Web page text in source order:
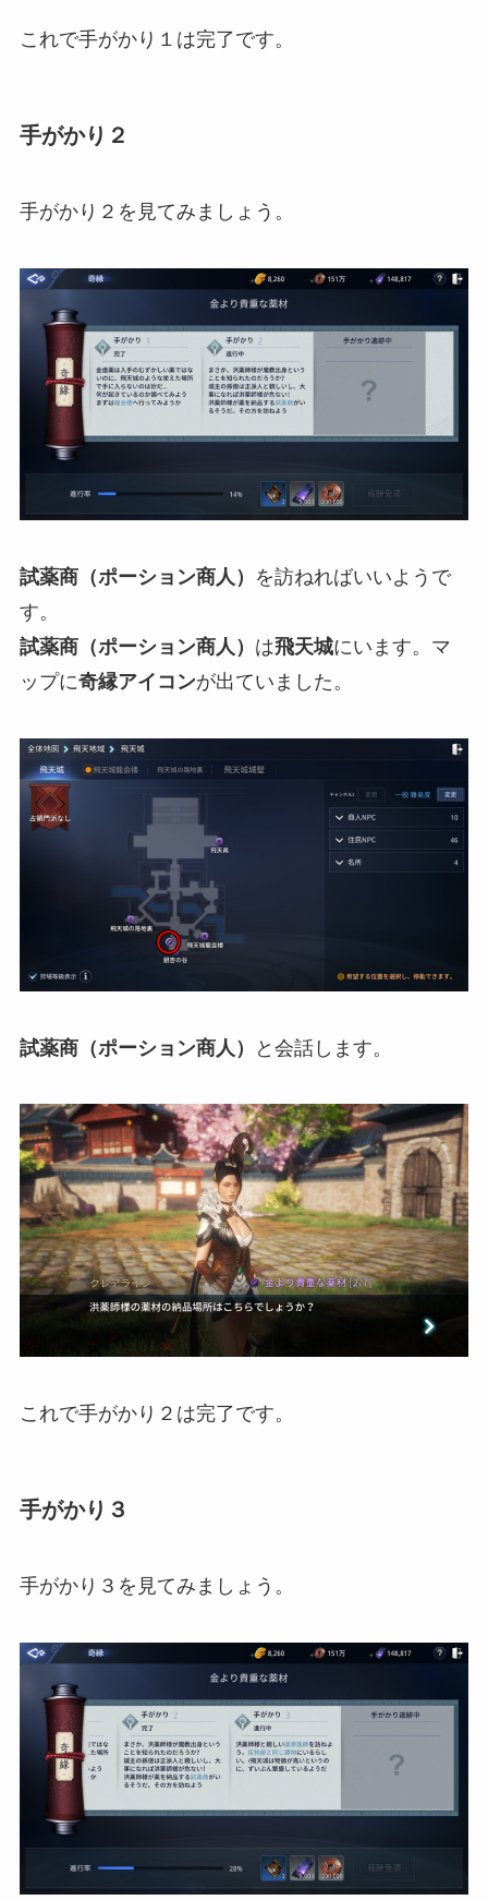
これで手がかり１は完了です。
手がかり２
手がかり２を見てみましょう。
試薬商（ポーション商人）
を訪ねればいいようで
す。
試薬商（ポーション商人） は飛天城にいます。マ
ップに奇縁アイコンが出ていました。
試薬商（ポーション商人） と会話します。
これで手がかり２は完了です。
手がかり３
手がかり３を見てみましょう。